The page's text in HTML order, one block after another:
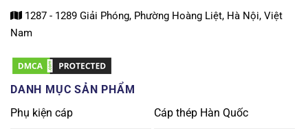
1287 - 1289 Giải Phóng, Phường Hoàng Liệt, Hà Nội, Việt
Nam
DANH MỤC SẢN PHẨM
Phụ kiện cáp
Cáp thép Hàn Quốc